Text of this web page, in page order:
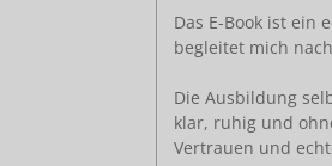
Das E-Book ist ein
begleitet mich
Die Ausbildung
klar, ruhig und
Vertrauen und